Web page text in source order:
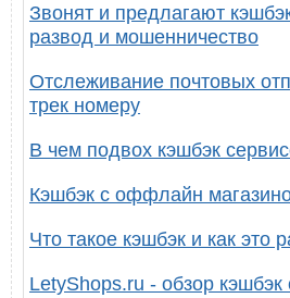
Звонят и предлагают
развод и мошенничество
Отслеживание почтовых
трек номеру
В чем подвох кэшбэк
Кэшбэк с оффлайн
Что такое кэшбэк и как это
LetyShops.ru - обзор кэшбэк